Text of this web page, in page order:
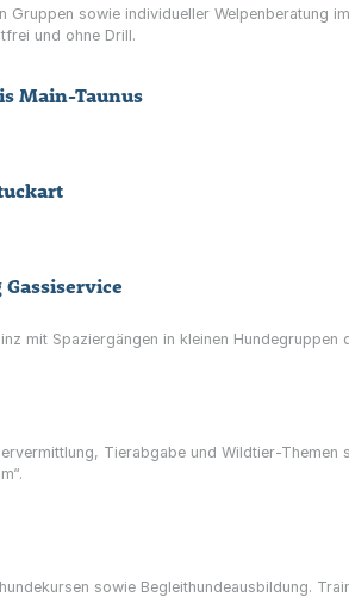
sowie individueller Welpenberatung
und ohne Drill.
Main-Taunus
mit Spaziergängen in kleinen Hundegruppen
Tierabgabe und Wildtier-Themen
sowie Begleithundeausbildung.